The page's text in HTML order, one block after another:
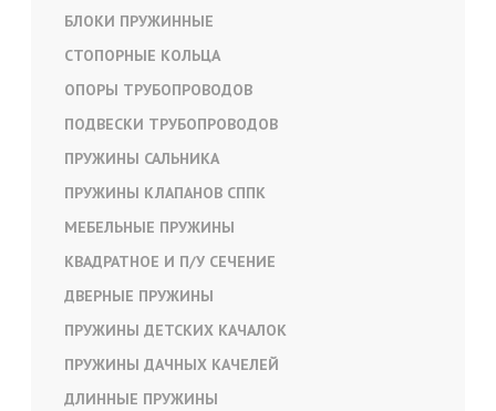
БЛОКИ ПРУЖИННЫЕ
СТОПОРНЫЕ КОЛЬЦА
ОПОРЫ ТРУБОПРОВОДОВ
ПОДВЕСКИ ТРУБОПРОВОДОВ
ПРУЖИНЫ САЛЬНИКА
ПРУЖИНЫ КЛАПАНОВ СППК
МЕБЕЛЬНЫЕ ПРУЖИНЫ
КВАДРАТНОЕ И П/У СЕЧЕНИЕ
ДВЕРНЫЕ ПРУЖИНЫ
ПРУЖИНЫ ДЕТСКИХ КАЧАЛОК
ПРУЖИНЫ ДАЧНЫХ КАЧЕЛЕЙ
ДЛИННЫЕ ПРУЖИНЫ